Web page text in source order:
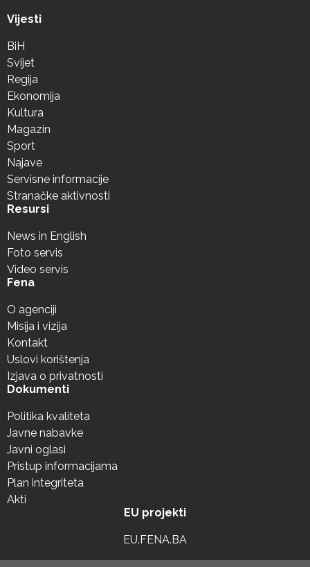
Vijesti
BiH
Svijet
Regija
Ekonomija
Kultura
Magazin
Sport
Najave
Servisne informacije
Stranačke aktivnosti
Resursi
News in English
Foto servis
Video servis
Fena
O agenciji
Misija i vizija
Kontakt
Uslovi korištenja
Izjava o privatnosti
Dokumenti
Politika kvaliteta
Javne nabavke
Javni oglasi
Pristup informacijama
Plan integriteta
Akti
EU projekti
EU.FENA.BA